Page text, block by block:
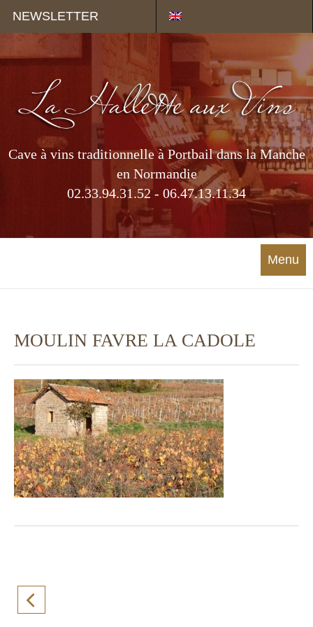
NEWSLETTER
Cave à vins traditionnelle à Portbail dans la Manche
en Normandie
02.33.94.31.52 - 06.47.13.11.34
Menu
MOULIN FAVRE LA CADOLE
Panneau de gestion des cookies